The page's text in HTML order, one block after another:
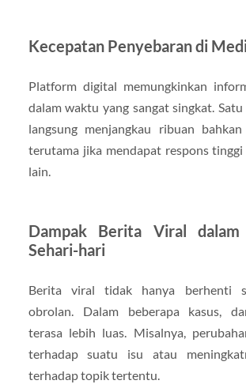
Kecepatan Penyebaran di
Platform digital memungkinkan
dalam waktu yang sangat singkat. Satu
langsung menjangkau ribuan
terutama jika mendapat respons tinggi
lain.
Dampak Berita Viral dalam
Sehari-hari
Berita viral tidak hanya berhenti
obrolan. Dalam beberapa kasus,
terasa lebih luas. Misalnya,
terhadap suatu isu atau
terhadap topik tertentu.